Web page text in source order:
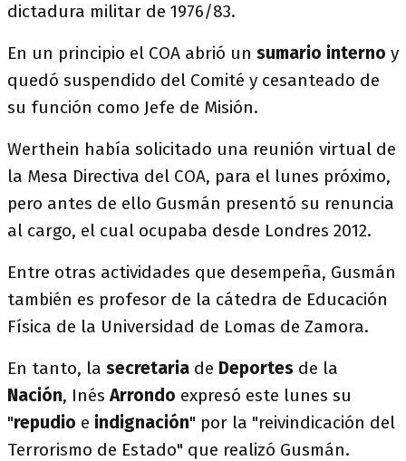
dictadura militar de 1976/83.
En un principio el COA abrió un sumario interno y
quedó suspendido del Comité y cesanteado de
su función como Jefe de Misión.
Werthein había solicitado una reunión virtual de
la Mesa Directiva del COA, para el lunes próximo,
pero antes de ello Gusmán presentó su renuncia
al cargo, el cual ocupaba desde Londres 2012.
Entre otras actividades que desempeña, Gusmán
también es profesor de la cátedra de Educación
Física de la Universidad de Lomas de Zamora.
En tanto, la secretaria de Deportes de la
Nación, Inés Arrondo expresó este lunes su
"repudio e indignación" por la "reivindicación del
Terrorismo de Estado" que realizó Gusmán.